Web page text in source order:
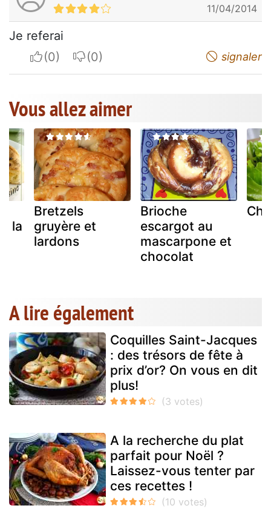
11/04/2014
Je referai
I apreciateI do not appreciate signaler
Vous allez aimer
la
Bretzels
gruyère et
lardons
Brioche
escargot au
mascarpone et
chocolat
A lire également
Coquilles Saint-Jacques
: des trésors de fête à
prix d’or? On vous en dit
plus!
A la recherche du plat
parfait pour Noël ?
Laissez-vous tenter par
ces recettes !